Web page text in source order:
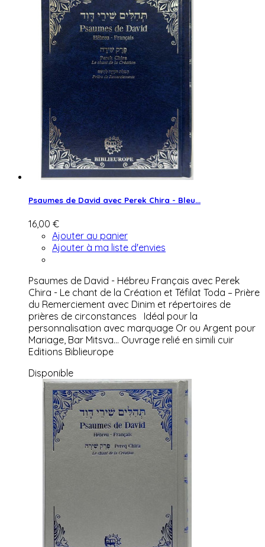
Psaumes de David avec Perek Chira - Bleu...
16,00 €
Ajouter au panier
Ajouter à ma liste d'envies
Psaumes de David - Hébreu Français avec Perek
Chira - Le chant de la Création et Téfilat Toda – Prière
du Remerciement avec Dinim et répertoires de
prières de circonstances Idéal pour la
personnalisation avec marquage Or ou Argent pour
Mariage, Bar Mitsva... Ouvrage relié en simili cuir
Editions Biblieurope
Disponible